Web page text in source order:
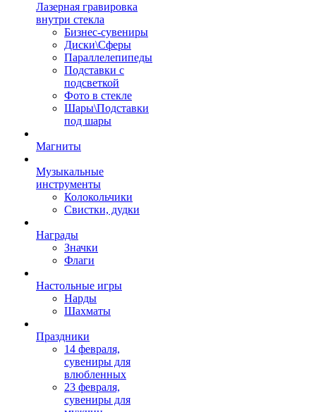
Лазерная гравировка
внутри стекла
Бизнес-сувениры
Диски\Сферы
Параллелепипеды
Подставки с
подсветкой
Фото в стекле
Шары\Подставки
под шары
Магниты
Музыкальные
инструменты
Колокольчики
Свистки, дудки
Награды
Значки
Флаги
Настольные игры
Нарды
Шахматы
Праздники
14 февраля,
сувениры для
влюбленных
23 февраля,
сувениры для